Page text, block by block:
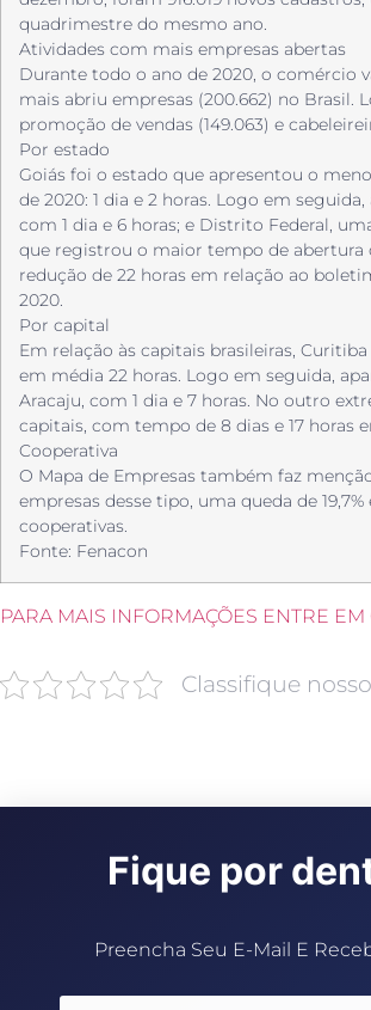
quadrimestre do mesmo ano.
Atividades com mais empresas abertas
Durante todo o ano de 2020, o comércio
mais abriu empresas (200.662) no Brasil.
promoção de vendas (149.063) e
Por estado
Goiás foi o estado que apresentou o
de 2020: 1 dia e 2 horas. Logo em
com 1 dia e 6 horas; e Distrito Federal,
que registrou o maior tempo de abertura
redução de 22 horas em relação ao
2020.
Por capital
Em relação às capitais brasileiras,
em média 22 horas. Logo em seguida,
Aracaju, com 1 dia e 7 horas. No outro
capitais, com tempo de 8 dias e 17 horas
Cooperativa
O Mapa de Empresas também faz
empresas desse tipo, uma queda de
cooperativas.
Fonte: Fenacon
PARA MAIS INFORMAÇÕES ENTRE EM
Classifique
Fique por
Preencha Seu E-Mail E